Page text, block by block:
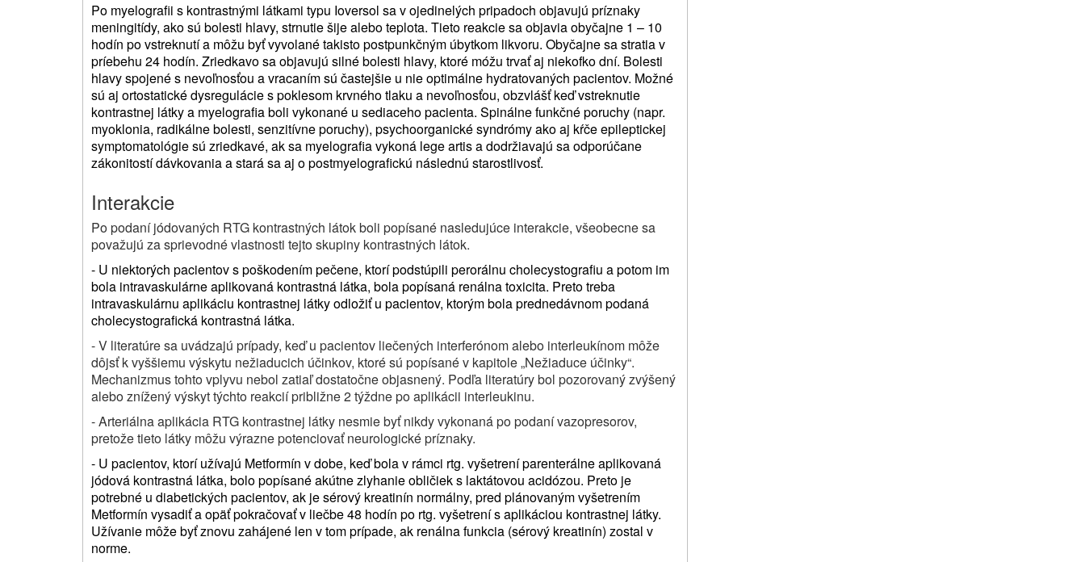
Po myelografii s kontrastnými látkami typu Ioversol sa v ojedinelých pripadoch objavujú príznaky
meningitídy, ako sú bolesti hlavy, strnutie šije alebo teplota. Tieto reakcie sa objavia obyčajne 1 – 10
hodín po vstreknutí a môžu byť vyvolané takisto postpunkčným úbytkom likvoru. Obyčajne sa stratia v
príebehu 24 hodín. Zriedkavo sa objavujú silné bolesti hlavy, ktoré móžu trvať aj niekofko dní. Bolesti
hlavy spojené s nevoľnosťou a vracaním sú častejšie u nie optimálne hydratovaných pacientov. Možné
sú aj ortostatické dysregulácie s poklesom krvného tlaku a nevoľnosťou, obzvlášť keď vstreknutie
kontrastnej látky a myelografia boli vykonané u sediaceho pacienta. Spinálne funkčné poruchy (napr.
myoklonia, radikálne bolesti, senzitívne poruchy), psychoorganické syndrómy ako aj kŕče epileptickej
symptomatológie sú zriedkavé, ak sa myelografia vykoná lege artis a dodržiavajú sa odporúčane
zákonitostí dávkovania a stará sa aj o postmyelografickú následnú starostlivosť.
Interakcie
Po podaní jódovaných RTG kontrastných látok boli popísané nasledujúce interakcie, všeobecne sa
považujú za sprievodné vlastnosti tejto skupiny kontrastných látok.
- U niektorých pacientov s poškodením pečene, ktorí podstúpili perorálnu cholecystografiu a potom im
bola intravaskulárne aplikovaná kontrastná látka, bola popísaná renálna toxicita. Preto treba
intravaskulárnu aplikáciu kontrastnej látky odložiť u pacientov, ktorým bola prednedávnom podaná
cholecystografická kontrastná látka.
- V literatúre sa uvádzajú prípady, keď u pacientov liečených interferónom alebo interleukínom môže
dôjsť k vyššiemu výskytu nežiaducich účinkov, ktoré sú popísané v kapitole „Nežiaduce účinky“.
Mechanizmus tohto vplyvu nebol zatiaľ dostatočne objasnený. Podľa literatúry bol pozorovaný zvýšený
alebo znížený výskyt týchto reakcií približne 2 týždne po aplikácii interleukinu.
- Arteriálna aplikácia RTG kontrastnej látky nesmie byť nikdy vykonaná po podaní vazopresorov,
pretože tieto látky môžu výrazne potenciovať neurologické príznaky.
- U pacientov, ktorí užívajú Metformín v dobe, keď bola v rámci rtg. vyšetrení parenterálne aplikovaná
jódová kontrastná látka, bolo popísané akútne zlyhanie obličiek s laktátovou acidózou. Preto je
potrebné u diabetických pacientov, ak je sérový kreatinín normálny, pred plánovaným vyšetrením
Metformín vysadiť a opäť pokračovať v liečbe 48 hodín po rtg. vyšetrení s aplikáciou kontrastnej látky.
Užívanie môže byť znovu zahájené len v tom prípade, ak renálna funkcia (sérový kreatinín) zostal v
norme.